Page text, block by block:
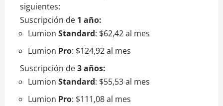
siguientes:
Suscripción de 1 año:
Lumion Standard: $62,42 al mes
Lumion Pro: $124,92 al mes
Suscripción de3 años:
Lumion Standard: $55,53 al mes
Lumion Pro: $111,08 al mes